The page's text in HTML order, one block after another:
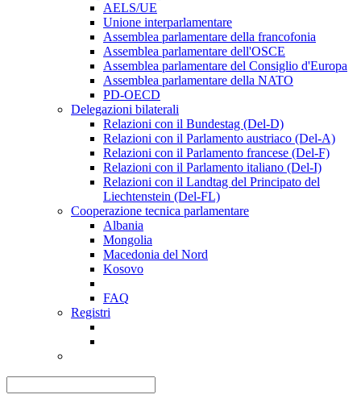
AELS/UE
Unione interparlamentare
Assemblea parlamentare della francofonia
Assemblea parlamentare dell'OSCE
Assemblea parlamentare del Consiglio d'Europa
Assemblea parlamentare della NATO
PD-OECD
Delegazioni bilaterali
Relazioni con il Bundestag (Del-D)
Relazioni con il Parlamento austriaco (Del-A)
Relazioni con il Parlamento francese (Del-F)
Relazioni con il Parlamento italiano (Del-I)
Relazioni con il Landtag del Principato del
Liechtenstein (Del-FL)
Cooperazione tecnica parlamentare
Albania
Mongolia
Macedonia del Nord
Kosovo
FAQ
Registri